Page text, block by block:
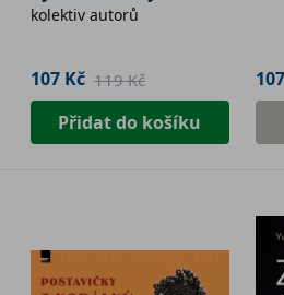
kolektiv autorů
107 Kč 119 Kč
Přidat do košíku